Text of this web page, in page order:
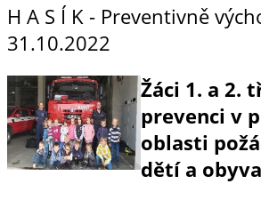
H A S Í K - Preventivně
31.10.2022
Žáci 1. a 2.
prevenci v
oblasti
dětí a